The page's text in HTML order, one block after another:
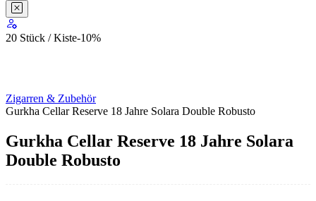
20 Stück / Kiste-10%
Zigarren & Zubehör
Gurkha Cellar Reserve 18 Jahre Solara Double Robusto
Gurkha Cellar Reserve 18 Jahre Solara
Double Robusto